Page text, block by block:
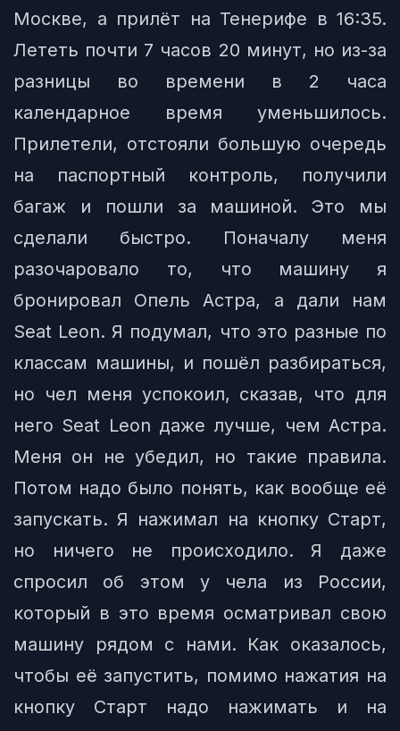
Москве, а прилёт на Тенерифе в 16:35.
Лететь почти 7 часов 20 минут, но из-за
разницы во времени в 2 часа
календарное время уменьшилось.
Прилетели, отстояли большую очередь
на паспортный контроль, получили
багаж и пошли за машиной. Это мы
сделали быстро. Поначалу меня
разочаровало то, что машину я
бронировал Опель Астра, а дали нам
Seat Leon. Я подумал, что это разные по
классам машины, и пошёл разбираться,
но чел меня успокоил, сказав, что для
него Seat Leon даже лучше, чем Астра.
Меня он не убедил, но такие правила.
Потом надо было понять, как вообще её
запускать. Я нажимал на кнопку Старт,
но ничего не происходило. Я даже
спросил об этом у чела из России,
который в это время осматривал свою
машину рядом с нами. Как оказалось,
чтобы её запустить, помимо нажатия на
кнопку Старт надо нажимать и на